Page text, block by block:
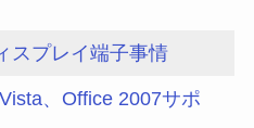
スプレイ端子事情
、Office 2007サポ